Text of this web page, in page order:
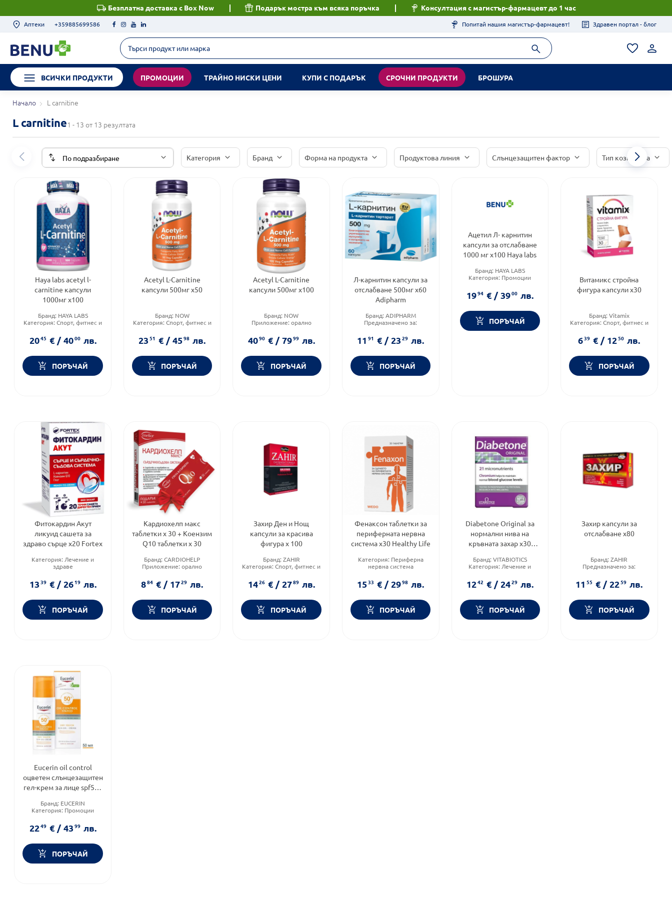
Безплатна доставка с Box Now Подарък мостра към всяка поръчка Консултация с магистър-фармацевт до 1 час
Аптеки +359885699586 Попитай нашия магистър-фармацевт! Здравен портал - блог
ВСИЧКИ ПРОДУКТИ ПРОМОЦИИ ТРАЙНО НИСКИ ЦЕНИ КУПИ С ПОДАРЪК СРОЧНИ ПРОДУКТИ БРОШУРА
Начало L carnitine
L carnitine1 - 13 от 13 резултата
Категория Бранд Форма на продукта Продуктова линия Слънцезащитен фактор Тип козметика
Haya labs acetyl l-
carnitine капсули
1000мг х100
Бранд: HAYA LABS
Категория:Спорт, фитнес и
Форма на продукта:
2045 € / 4000 лв.
ПОРЪЧАЙ
Acetyl L-Carnitine
капсули 500мг х50
Бранд: NOW
Категория: Спорт, фитнес и
Форма на продукта:
2351 € / 4598 лв.
ПОРЪЧАЙ
Acetyl L-Carnitine
капсули 500мг х100
Бранд: NOW
Приложение: орално
4090 € / 7999 лв.
ПОРЪЧАЙ
Л-карнитин капсули за
отслабване 500мг х60
Adipharm
Бранд: ADIPHARM
Предназначено за:
Приложение: орално
1191 € / 2329 лв.
ПОРЪЧАЙ
Ацетил Л- карнитин
капсули за отслабване
1000 мг х100 Haya labs
Бранд: HAYA LABS
Категория: Промоции
1994 € / 3900 лв.
ПОРЪЧАЙ
Витамикс стройна
фигура капсули х30
Бранд: Vitamix
Категория: Спорт, фитнес и
Форма на продукта:
639 € / 1250 лв.
ПОРЪЧАЙ
Фитокардин Акут
ликуид сашета за
здраво сърце х20 Fortex
Категория: Лечение и
здраве
Продуктова линия:
1339 € / 2619 лв.
ПОРЪЧАЙ
Кардиохелп макс
таблетки х 30 + Коензим
Q10 таблетки х 30
Бранд:CARDIOHELP
Приложение:орално
таблетки
884 € / 1729 лв.
ПОРЪЧАЙ
Захир Ден и Нощ
капсули за красива
фигура х 100
Бранд: ZAHIR
Категория:Спорт, фитнес и
Форма на продукта:
1426 € / 2789 лв.
ПОРЪЧАЙ
Фенаксон таблетки за
периферната нервна
система х30 Healthy Life
Категория: Периферна
нервна система
Форма на продукта:
таблетки
1533 € / 2998 лв.
ПОРЪЧАЙ
Diabetone Original за
нормални нива на
кръвната захар х30
Бранд: VITABIOTICS
Категория: Лечение и
Форма на продукта:
таблетки
1242 € / 2429 лв.
ПОРЪЧАЙ
Захир капсули за
отслабване х80
Бранд:ZAHIR
Предназначено за:
Форма на продукта:
1155 € / 2259 лв.
ПОРЪЧАЙ
Eucerin oil control
оцветен слънцезащитен
гел-крем за лице spf50+
Бранд: EUCERIN
Категория: Промоции
50
2249 € / 4399 лв.
ПОРЪЧАЙ